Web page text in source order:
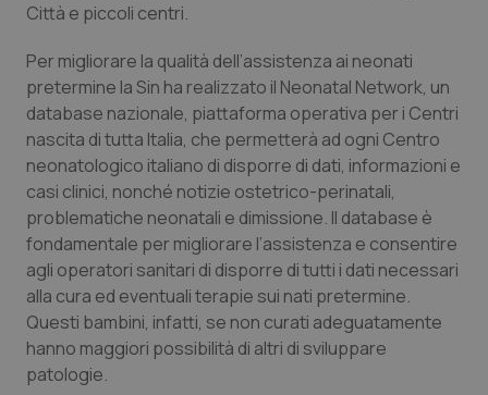
Lombardia
Marche
Molise
Piemonte
Provincia Autonoma di Bolzano
Provincia Autonoma di Trento
Dolore
Donna & Salute
Epatiti
HIV
Infezioni & Febbre
Ipertensione & Scompenso
Città e piccoli centri.
Per migliorare la qualità dell’assistenza ai neonati
pretermine la Sin ha realizzato il Neonatal Network, un
database nazionale, piattaforma operativa per i Centri
nascita di tutta Italia, che permetterà ad ogni Centro
neonatologico italiano di disporre di dati, informazioni e
casi clinici, nonché notizie ostetrico-perinatali,
problematiche neonatali e dimissione. Il database è
fondamentale per migliorare l’assistenza e consentire
agli operatori sanitari di disporre di tutti i dati necessari
alla cura ed eventuali terapie sui nati pretermine.
Questi bambini, infatti, se non curati adeguatamente
hanno maggiori possibilità di altri di sviluppare
patologie.